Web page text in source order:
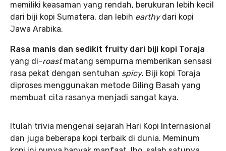
memiliki keasaman yang rendah, berukuran lebih kecil
dari biji kopi Sumatera, dan lebih earthydari kopi
Jawa Arabika.
Rasa manis dan sedikit fruity dari biji kopi Toraja
yang di-roastmatang sempurna memberikan sensasi
rasa pekat dengan sentuhan spicy. Biji kopi Toraja
diproses menggunakan metode Giling Basah yang
membuat cita rasanya menjadi sangat kaya.
Itulah trivia mengenai sejarah Hari Kopi Internasional
dan juga beberapa kopi terbaik di dunia. Meminum